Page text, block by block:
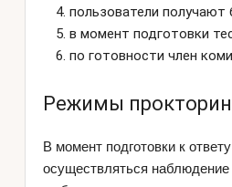
пользователи получают
в момент подготовки
по готовности член
Режимы
В момент подготовки к
осуществляться